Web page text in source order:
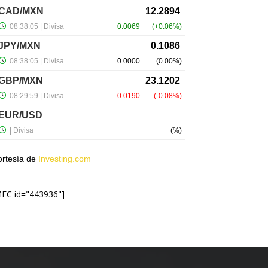
de Investing.com
id="443936"]